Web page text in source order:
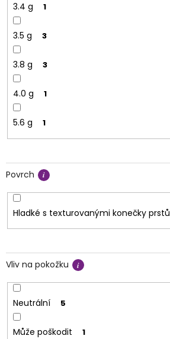
3.4 g 1
3.5 g 3
3.8 g 3
4.0 g 1
5.6 g 1
Povrch
Hladké s texturovanými konečky prstů
Vliv na pokožku
Neutrální 5
Může poškodit 1